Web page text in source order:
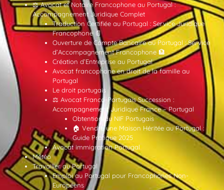
⚖️ Avocat et Notaire Francophone au Portugal :
Accompagnement Juridique Complet
Traduction Certifiée au Portugal : Service Juridique
Francophone 📄
Ouverture de Compte Bancaire au Portugal : Service
d’Accompagnement Francophone 🏦
Création d’Entreprise au Portugal
Avocat francophone en droit de la famille au
Portugal
Le droit portugais
⚖️ Avocat Franco-Portugais Succession :
Accompagnement Juridique France – Portugal
Obtention du NIF Portugais
🏠 Vendre une Maison Héritée au Portugal :
Guide Pratique 2025
Avocat immigration Portugal
Météo
Travailler au Portugal
Emploi au Portugal pour Francophones Non-
Européens